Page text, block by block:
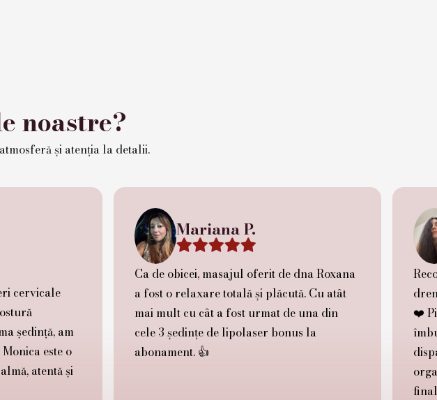
noastre?
și atenția la detalii.
cervicale
ședință, am
este o
atentă și
Mariana P.

Ca de obicei, masajul oferit de dna Roxana
a fost o relaxare totală și plăcută. Cu atât
mai mult cu cât a fost urmat de una din
cele 3 ședințe de lipolaser bonus la
abonament. 👍
❤️